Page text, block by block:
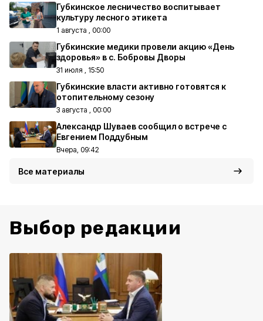
Губкинское лесничество воспитывает
культуру лесного этикета
1 августа , 00:00
Губкинские медики провели акцию «День
здоровья» в с. Бобровы Дворы
31 июля , 15:50
Губкинские власти активно готовятся к
отопительному сезону
3 августа , 00:00
Александр Шуваев сообщил о встрече с
Евгением Поддубным
Вчера, 09:42
Все материалы
Выбор редакции